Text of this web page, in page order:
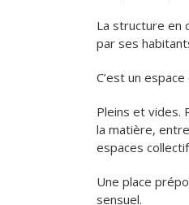
La structure en
par ses
C’est un
Pleins et vides.
la matière,
espaces
Une place
sensuel.